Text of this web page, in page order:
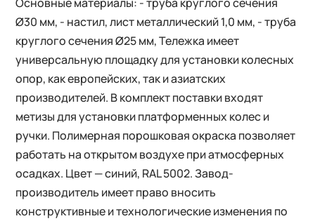
Ø30 мм, - настил, лист металлический 1,0 мм, - труба
круглого сечения Ø25 мм, Тележка имеет
универсальную площадку для установки колесных
опор, как европейских, так и азиатских
производителей. В комплект поставки входят
метизы для установки платформенных колес и
ручки. Полимерная порошковая окраска позволяет
работать на открытом воздухе при атмосферных
осадках. Цвет — синий, RAL 5002. Завод-
производитель имеет право вносить
конструктивные и технологические изменения по